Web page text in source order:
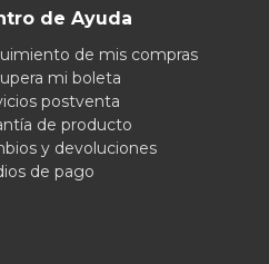
de Ayuda
de mis compras
mi boleta
postventa
de producto
y devoluciones
de pago